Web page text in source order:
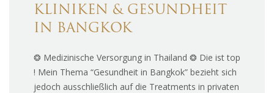
KLINIKEN & GESUNDHEIT
IN BANGKOK
❂ Medizinische Versorgung in Thailand ❂ Die ist top
! Mein Thema “Gesundheit in Bangkok” bezieht sich
jedoch ausschließlich auf die Treatments in privaten